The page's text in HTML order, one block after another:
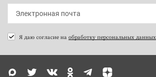
Я даю согласие на обработку персональных данных